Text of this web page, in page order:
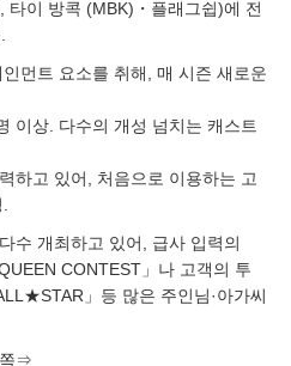
타이 방콕 (MBK)・플래그쉽)에 전
먼트 요소를 취해, 매 시즌 새로운
이상. 다수의 개성 넘치는 캐스트
하고 있어, 처음으로 이용하는 고
수 개최하고 있어, 급사 입력의
CONTEST」나 고객의 투
」등 많은 주인님·아가씨
쪽⇒